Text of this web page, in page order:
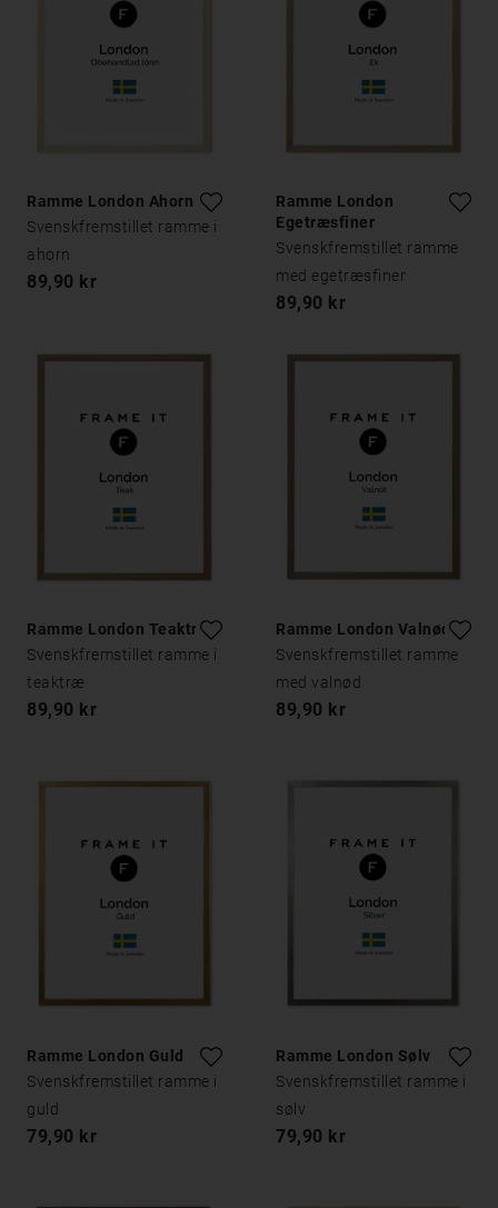
Ramme London Ahorn
Svenskfremstillet ramme i
ahorn
89,90 kr
Ramme London
Egetræsfiner
Svenskfremstillet ramme
med egetræsfiner
89,90 kr
Ramme London Teaktræ
Svenskfremstillet ramme i
teaktræ
89,90 kr
Ramme London Valnød
Svenskfremstillet ramme
med valnød
89,90 kr
Ramme London Guld
Svenskfremstillet ramme i
guld
79,90 kr
Ramme London Sølv
Svenskfremstillet ramme i
sølv
79,90 kr